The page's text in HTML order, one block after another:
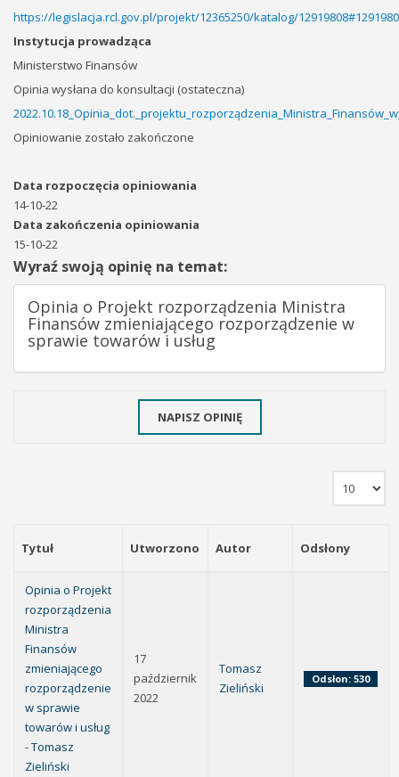
https://legislacja.rcl.gov.pl/projekt/12365250/katalog/
Instytucja prowadząca
Ministerstwo Finansów
Opinia wysłana do konsultacji (ostateczna)
Opiniowanie zostało zakończone
Data rozpoczęcia opiniowania
14-10-22
Data zakończenia opiniowania
15-10-22
Wyraź swoją opinię na temat:
Opinia o Projekt rozporządzenia Ministra
Finansów zmieniającego rozporządzenie w
sprawie towarów i usług
NAPISZ OPINIĘ
Tytuł Utworzono Autor Odsłony
Opinia o Projekt
rozporządzenia
Ministra
Finansów
zmieniającego
rozporządzenie
w sprawie
towarów i usług
- Tomasz
Zieliński
17
październik
2022
Tomasz
Zieliński
Odsłon: 530